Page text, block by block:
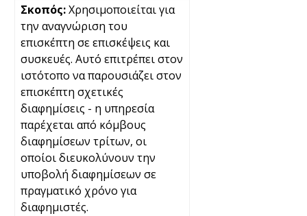
Χρησιμοποιείται για
την αναγνώριση του
επισκέπτη σε επισκέψεις και
συσκευές. Αυτό επιτρέπει στον
ιστότοπο να παρουσιάζει στον
επισκέπτη σχετικές
διαφημίσεις - η υπηρεσία
παρέχεται από κόμβους
διαφημίσεων τρίτων, οι
οποίοι διευκολύνουν την
υποβολή διαφημίσεων σε
πραγματικό χρόνο για
διαφημιστές.